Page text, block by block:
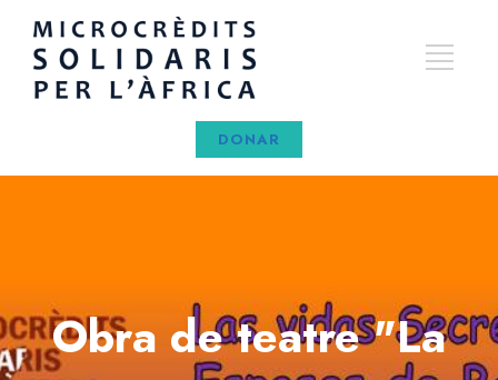
DONAR
Obra de teatre "La